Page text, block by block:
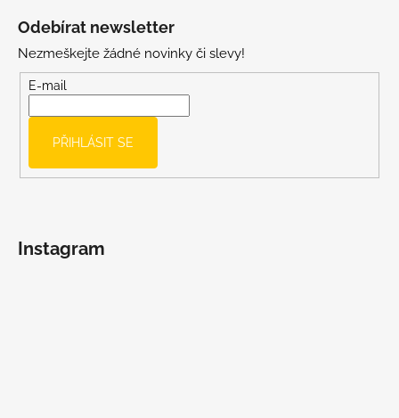
Odebírat newsletter
Nezmeškejte žádné novinky či slevy!
E-mail
PŘIHLÁSIT SE
Instagram